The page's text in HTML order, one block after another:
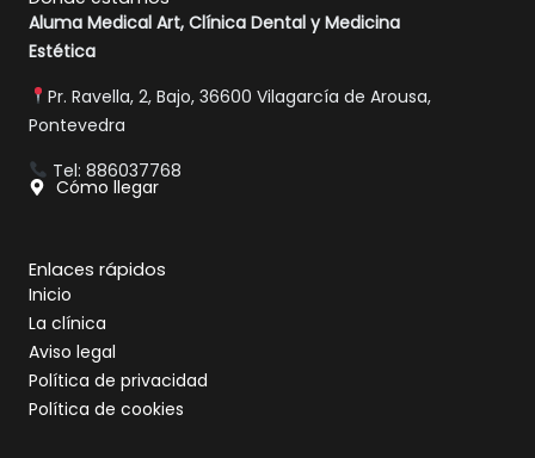
o
o
k
g
r
a
Aluma Medical Art, Clínica Dental y Medicina
Estética
Pr. Ravella, 2, Bajo, 36600 Vilagarcía de Arousa,
Pontevedra
Tel: 886037768
Cómo llegar
Enlaces rápidos
Inicio
La clínica
Aviso legal
Política de privacidad
Política de cookies